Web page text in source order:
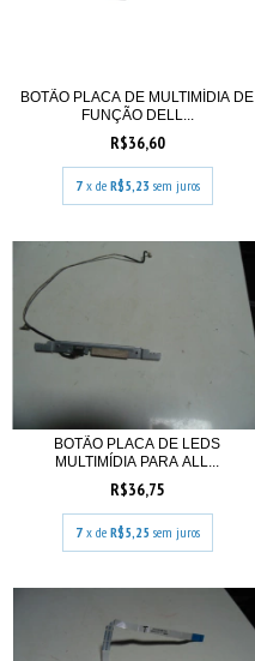
BOTÃO PLACA DE MULTIMÍDIA DE
FUNÇÃO DELL...
R$36,60
7 x de R$5,23 sem juros
BOTÃO PLACA DE LEDS
MULTIMÍDIA PARA ALL...
R$36,75
7 x de R$5,25 sem juros